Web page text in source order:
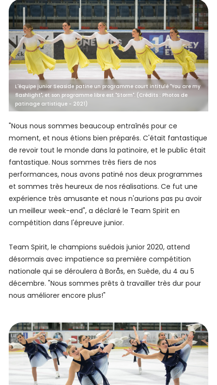
L'équipe junior Seaside patine un programme court intitulé "You are my
flashlight", et son programme libre est "Storm". (Crédits : Photos de
patinage artistique - 2021)
"Nous nous sommes beaucoup entraînés pour ce
moment, et nous étions bien préparés. C'était fantastique
de revoir tout le monde dans la patinoire, et le public était
fantastique. Nous sommes très fiers de nos
performances, nous avons patiné nos deux programmes
et sommes très heureux de nos réalisations. Ce fut une
expérience très amusante et nous n'aurions pas pu avoir
un meilleur week-end", a déclaré le Team Spirit en
compétition dans l'épreuve junior.
Team Spirit, le champions suédois junior 2020, attend
désormais avec impatience sa première compétition
nationale qui se déroulera à Borås, en Suède, du 4 au 5
décembre. "Nous sommes prêts à travailler très dur pour
nous améliorer encore plus!"